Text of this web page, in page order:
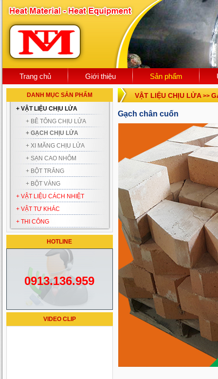
Trang chủ Giới thiệu Sản phẩm
DANH MỤC SẢN PHẨM
+ VẬT LIỆU CHỊU LỬA
+ BÊ TÔNG CHỊU LỬA
+ GẠCH CHỊU LỬA
+ XI MĂNG CHỊU LỬA
+ SẠN CAO NHÔM
+ BỘT TRẮNG
+ BỘT VÀNG
+ VẬT LIỆU CÁCH NHIỆT
+ VẬT TƯ KHÁC
+ THI CÔNG
HOTLINE
0913.136.959
VIDEO CLIP
VẬT LIỆU CHỊU LỬA >>
Gạch chân cuốn